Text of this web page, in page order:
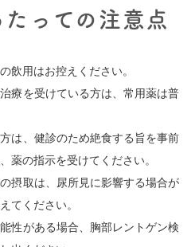
っての注意点
飲用はお控えください。
療を受けている方は、常用薬は普
は、健診のため絶食する旨を事前
薬の指示を受けてください。
摂取は、尿所見に影響する場合が
てください。
性がある場合、胸部レントゲン検